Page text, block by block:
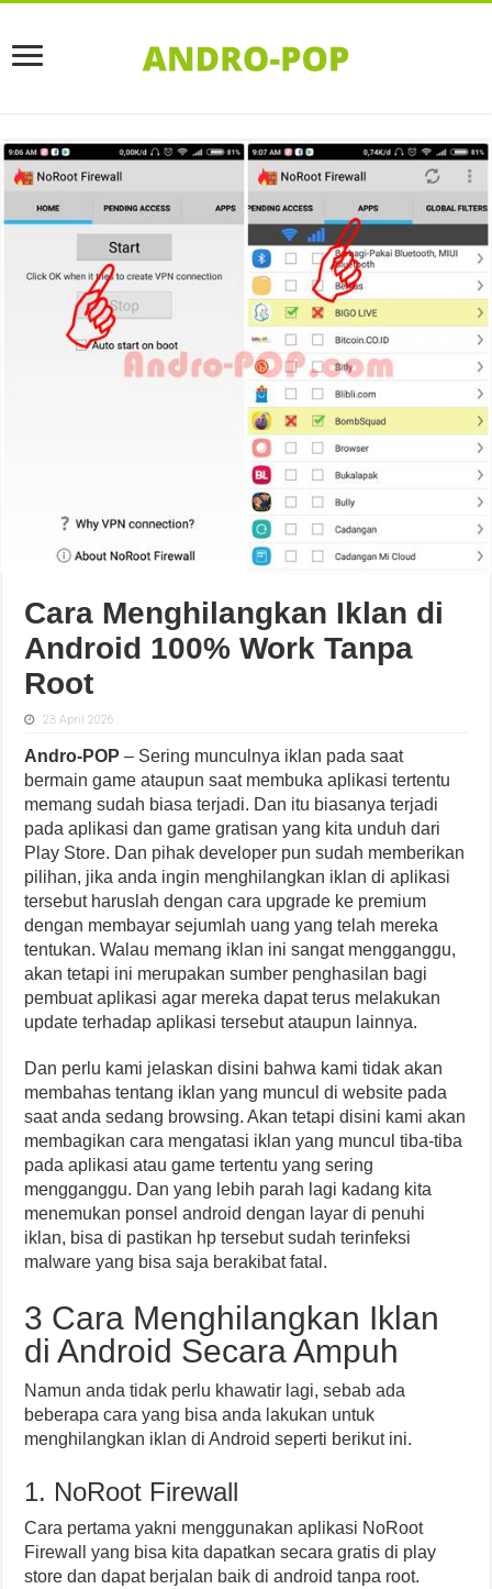
Cara Menghilangkan Iklan di
Android 100% Work Tanpa
Root
23 April 2026
Andro-POP – Sering munculnya iklan pada saat
bermain game ataupun saat membuka aplikasi tertentu
memang sudah biasa terjadi. Dan itu biasanya terjadi
pada aplikasi dan game gratisan yang kita unduh dari
Play Store. Dan pihak developer pun sudah memberikan
pilihan, jika anda ingin menghilangkan iklan di aplikasi
tersebut haruslah dengan cara upgrade ke premium
dengan membayar sejumlah uang yang telah mereka
tentukan. Walau memang iklan ini sangat mengganggu,
akan tetapi ini merupakan sumber penghasilan bagi
pembuat aplikasi agar mereka dapat terus melakukan
update terhadap aplikasi tersebut ataupun lainnya.
Dan perlu kami jelaskan disini bahwa kami tidak akan
membahas tentang iklan yang muncul di website pada
saat anda sedang browsing. Akan tetapi disini kami akan
membagikan cara mengatasi iklan yang muncul tiba-tiba
pada aplikasi atau game tertentu yang sering
mengganggu. Dan yang lebih parah lagi kadang kita
menemukan ponsel android dengan layar di penuhi
iklan, bisa di pastikan hp tersebut sudah terinfeksi
malware yang bisa saja berakibat fatal.
3 Cara Menghilangkan Iklan
di Android Secara Ampuh
Namun anda tidak perlu khawatir lagi, sebab ada
beberapa cara yang bisa anda lakukan untuk
menghilangkan iklan di Android seperti berikut ini.
1. NoRoot Firewall
Cara pertama yakni menggunakan aplikasi NoRoot
Firewall yang bisa kita dapatkan secara gratis di play
store dan dapat berjalan baik di android tanpa root.